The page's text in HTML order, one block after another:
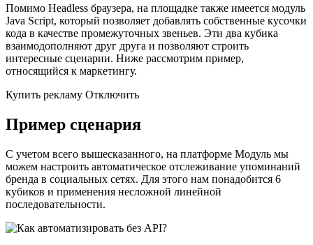
Помимо Headless браузера, на площадке также имеется модуль
Java Script, который позволяет добавлять собственные кусочки
кода в качестве промежуточных звеньев. Эти два кубика
взаимодополняют друг друга и позволяют строить
интересные сценарии. Ниже рассмотрим пример,
относящийся к маркетингу.
Купить рекламу Отключить
Пример сценария
С учетом всего вышесказанного, на платформе Модуль мы
можем настроить автоматическое отслеживание упоминаний
бренда в социальных сетях. Для этого нам понадобится 6
кубиков и применения несложной линейной
последовательности.